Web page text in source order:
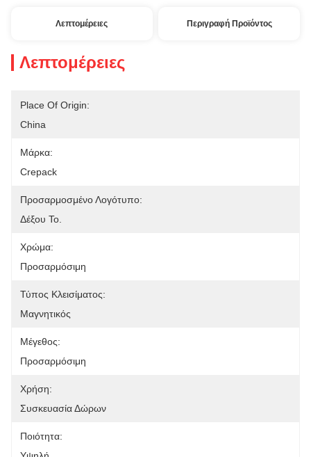
Λεπτομέρειες Περιγραφή Προϊόντος
Λεπτομέρειες
Place Of Origin:
China
Μάρκα:
Crepack
Προσαρμοσμένο Λογότυπο:
Δέξου Το.
Χρώμα:
Προσαρμόσιμη
Τύπος Κλεισίματος:
Μαγνητικός
Μέγεθος:
Προσαρμόσιμη
Χρήση:
Συσκευασία Δώρων
Ποιότητα: